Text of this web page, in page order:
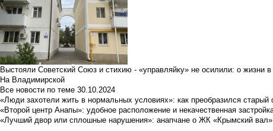
Выстояли Советский Союз и стихию - «управляйку» не осилили: о жизни в
На Владимирской
Все новости по теме 30.10.2024
«Люди захотели жить в нормальных условиях»: как преобразился
«Второй центр Анапы»: удобное расположение и некачественная
«Лучший двор или сплошные нарушения»: анапчане о ЖК «Крымский вал»